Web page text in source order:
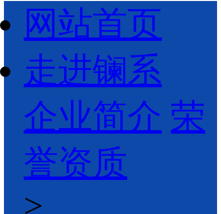
网站首页
走进镧系
企业简介 荣
誉资质
>